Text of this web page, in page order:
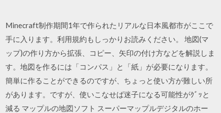
Minecraft制作期間1年で作られたリアルな日本風都市がここで
手に入ります。利用規約もしっかりお読みください。 地図(マ
ップ)の作り方から拡張、コピー、矢印の付け方などを解説しま
す。地図を作るには「コンパス」と「紙」が必要になります。
簡単に作ることができるのですが、ちょっと使い方が難しい所
があります。ですが、使いこなせば迷子になる可能性がｸﾞｯと
減る マップルの地図ソフト スーパーマップルデジタルのホー